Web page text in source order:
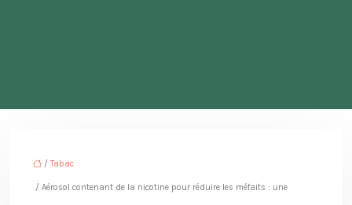
/Tabac
/ Aérosol contenant de la nicotine pour réduire les méfaits : une